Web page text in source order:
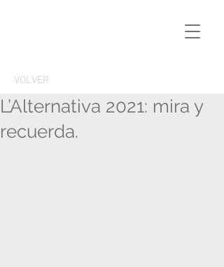
VOLVER
L’Alternativa 2021: mira y
recuerda.